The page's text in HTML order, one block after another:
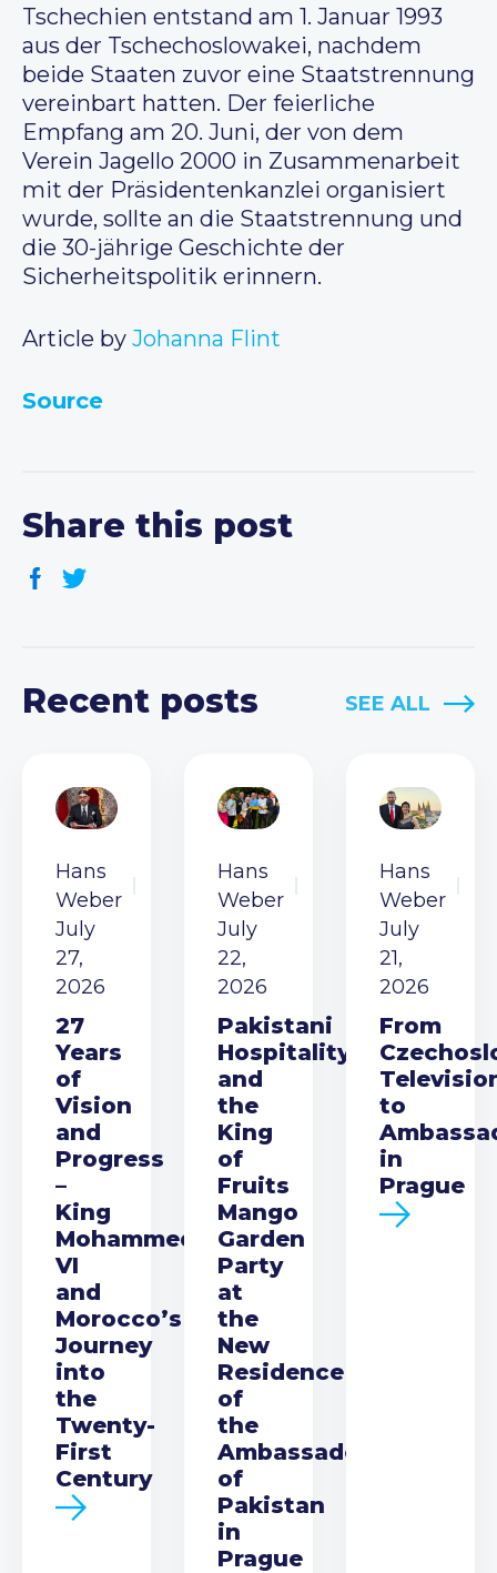
Tschechien entstand am 1. Januar 1993
aus der Tschechoslowakei, nachdem
beide Staaten zuvor eine Staatstrennung
vereinbart hatten. Der feierliche
Empfang am 20. Juni, der von dem
Verein Jagello 2000 in Zusammenarbeit
mit der Präsidentenkanzlei organisiert
wurde, sollte an die Staatstrennung und
die 30-jährige Geschichte der
Sicherheitspolitik erinnern.
Article by Johanna Flint
Source
Share this post
Recent posts SEE ALL
Hans
Weber
July
27,
2026
27
Years
of
Vision
and
Progress
–
King
Mohammed
VI
and
Morocco’s
Journey
into
the
Twenty-
First
Century
Hans
Weber
July
22,
2026
Pakistani
Hospitality
and
the
King
of
Fruits
Mango
Garden
Party
at
the
New
Residence
of
the
Ambassador
of
Pakistan
in
Prague
Hans
Weber
July
21,
2026
From
to
in
Prague